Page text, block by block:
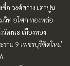
ซื่อ วงศ์สว่าง เตาปูน
วิท อโศก ทองหล่อ
วัฒนะ เมืองทอง
ราม 9 เพชรบุรีตัดใหม่